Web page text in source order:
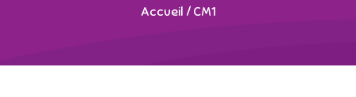
Accueil / CM1